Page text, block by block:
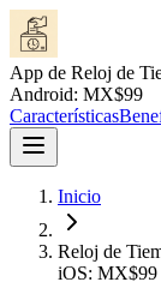
App de Reloj de
Android: MX$99
Características
Inicio
Reloj de
iOS: MX$99